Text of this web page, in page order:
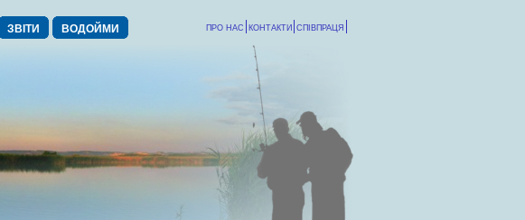
ЗВІТИ ВОДОЙМИ СПІВПРАЦЯ
КОНТАКТИ
ПРО НАС